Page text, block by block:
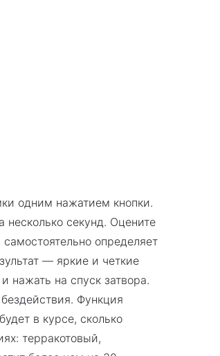
одним нажатием кнопки.
несколько секунд. Оцените
определяет
— яркие и четкие
нажать на спуск затвора.
Функция
в курсе, сколько
терракотовый,